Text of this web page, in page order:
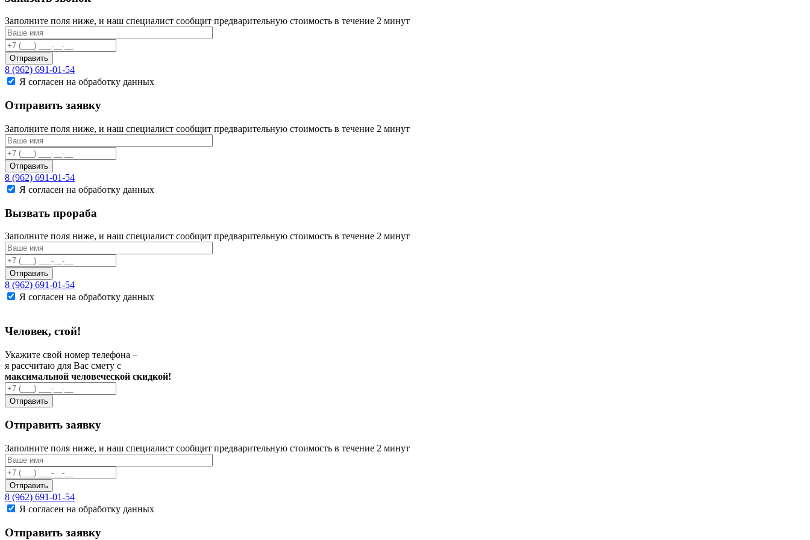
Заполните поля ниже, и наш специалист сообщит предварительную стоимость в течение 2 минут
Отправить
8 (962) 691-01-54
Я согласен на обработку данных
Отправить заявку
Заполните поля ниже, и наш специалист сообщит предварительную стоимость в течение 2 минут
Отправить
8 (962) 691-01-54
Я согласен на обработку данных
Вызвать прораба
Заполните поля ниже, и наш специалист сообщит предварительную стоимость в течение 2 минут
Отправить
8 (962) 691-01-54
Я согласен на обработку данных
Человек, стой!
Укажите свой номер телефона –
я рассчитаю для Вас смету с
максимальной человеческой скидкой!
Отправить
Отправить заявку
Заполните поля ниже, и наш специалист сообщит предварительную стоимость в течение 2 минут
Отправить
8 (962) 691-01-54
Я согласен на обработку данных
Отправить заявку